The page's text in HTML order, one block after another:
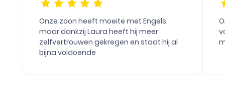
Onze zoon heeft moeite met Engels,
maar dankzij Laura heeft hij meer
zelfvertrouwen gekregen en staat hij al
bijna voldoende